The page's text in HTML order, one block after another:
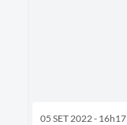
05 SET 2022 - 16h17